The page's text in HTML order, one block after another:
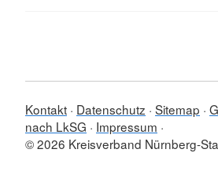
Kontakt Datenschutz Sitemap
nach LkSG
Impressum
© 2026 Kreisverband Nürnberg-